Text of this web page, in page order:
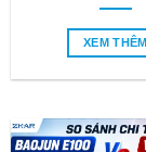
XEM THÊM